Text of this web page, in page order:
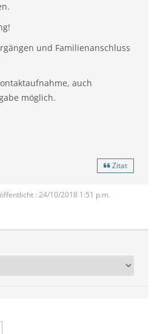
und Familienanschluss
auch
möglich.
Zitat
: 24/10/2018 1:51 p.m.